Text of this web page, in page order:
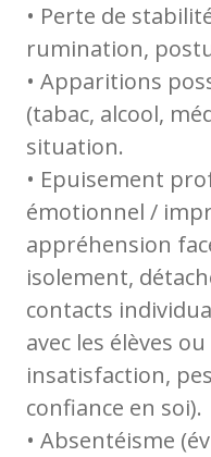
• Perte de
rumination,
• Apparitions
(tabac, alcool,
situation.
• Epuisement
émotionnel /
appréhension
isolement,
contacts
avec les élèves
insatisfaction,
confiance en soi).
• Absentéisme